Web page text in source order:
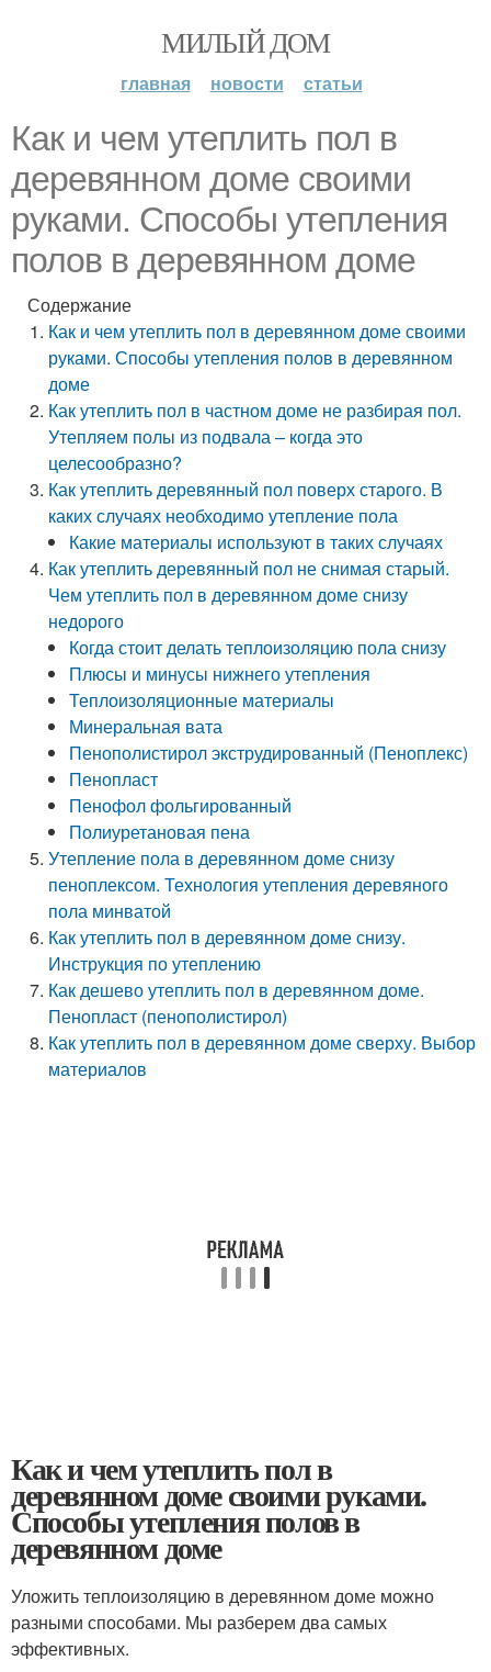
МИЛЫЙ ДОМ
главная новости статьи
Как и чем утеплить пол в
деревянном доме своими
руками. Способы утепления
полов в деревянном доме
Содержание
Как и чем утеплить пол в деревянном доме своими
руками. Способы утепления полов в деревянном
доме
Как утеплить пол в частном доме не разбирая пол.
Утепляем полы из подвала – когда это
целесообразно?
Как утеплить деревянный пол поверх старого. В
каких случаях необходимо утепление пола
Какие материалы используют в таких случаях
Как утеплить деревянный пол не снимая старый.
Чем утеплить пол в деревянном доме снизу
недорого
Когда стоит делать теплоизоляцию пола снизу
Плюсы и минусы нижнего утепления
Теплоизоляционные материалы
Минеральная вата
Пенополистирол экструдированный (Пеноплекс)
Пенопласт
Пенофол фольгированный
Полиуретановая пена
Утепление пола в деревянном доме снизу
пеноплексом. Технология утепления деревяного
пола минватой
Как утеплить пол в деревянном доме снизу.
Инструкция по утеплению
Как дешево утеплить пол в деревянном доме.
Пенопласт (пенополистирол)
Как утеплить пол в деревянном доме сверху. Выбор
материалов
Как и чем утеплить пол в
деревянном доме своими руками.
Способы утепления полов в
деревянном доме
Уложить теплоизоляцию в деревянном доме можно
разными способами. Мы разберем два самых
эффективных.